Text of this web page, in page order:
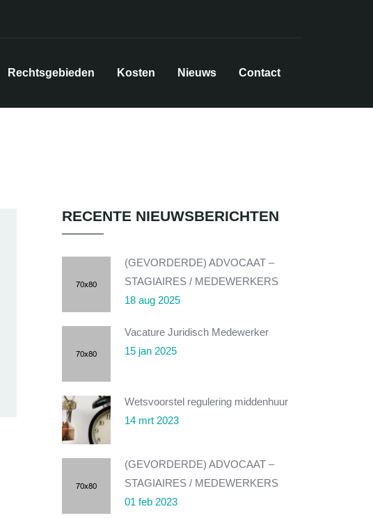
Rechtsgebieden Kosten Nieuws Contact
RECENTE NIEUWSBERICHTEN
(GEVORDERDE) ADVOCAAT –
STAGIAIRES / MEDEWERKERS
18 aug 2025
Vacature Juridisch Medewerker
15 jan 2025
Wetsvoorstel regulering middenhuur
14 mrt 2023
(GEVORDERDE) ADVOCAAT –
STAGIAIRES / MEDEWERKERS
01 feb 2023